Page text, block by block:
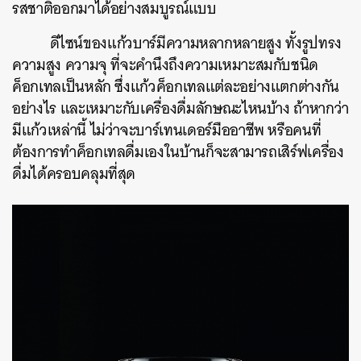
รสชาติออกมาได้อย่างสมบูรณ์แบบ
ดีไซน์ของแก้วบาร์มีความหลากหลายสูงทั้งรูปทรง
ความสูง ความจุที่จะคำนึงถึงความเหมาะสมกับชนิด
ค็อกเทลเป็นหลักซึ่งแก้วค็อกเทลแต่ละอย่างแตกต่างกัน
อย่างไรและเหมาะกับเครื่องดื่มลักษณะไหนบ้างถ้าหากว่า
มีแก้วเหล่านี้ไม่ว่าจะบาร์เทนเดอร์มืออาชีพหรือคนที่
ต้องการทำค็อกเทลดื่มเองในบ้านก็จะสามารถเสิร์ฟเครื่อง
ดื่มได้ครอบคลุมที่สุด